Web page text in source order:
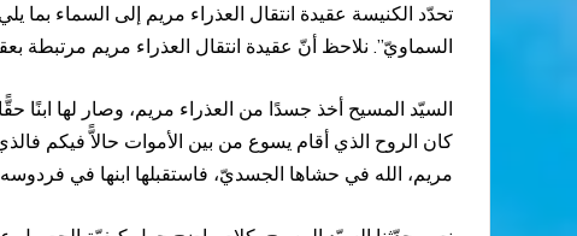
تحدّد الكنيسة عقيدة انتقال العذراء مريم إلى السماء بما
السماويّ”. نلاحظ أنّ عقيدة انتقال العذراء مريم مرتبطة
السيّد المسيح أخذ جسدًا من العذراء مريم، وصار لها ابنًا
مريم، الله في حشاها الجسديّ، فاستقبلها ابنها في